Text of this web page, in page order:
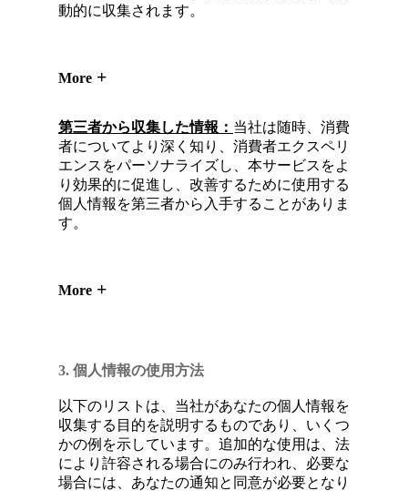
動的に収集されます。
More
第三者から収集した情報： 当社は随時、消費
者についてより深く知り、消費者エクスペリ
エンスをパーソナライズし、本サービスをよ
り効果的に促進し、改善するために使用する
個人情報を第三者から入手することがありま
す。
More
3. 個人情報の使用方法
以下のリストは、当社があなたの個人情報を
収集する目的を説明するものであり、いくつ
かの例を示しています。追加的な使用は、法
により許容される場合にのみ行われ、必要な
場合には、あなたの通知と同意が必要となり